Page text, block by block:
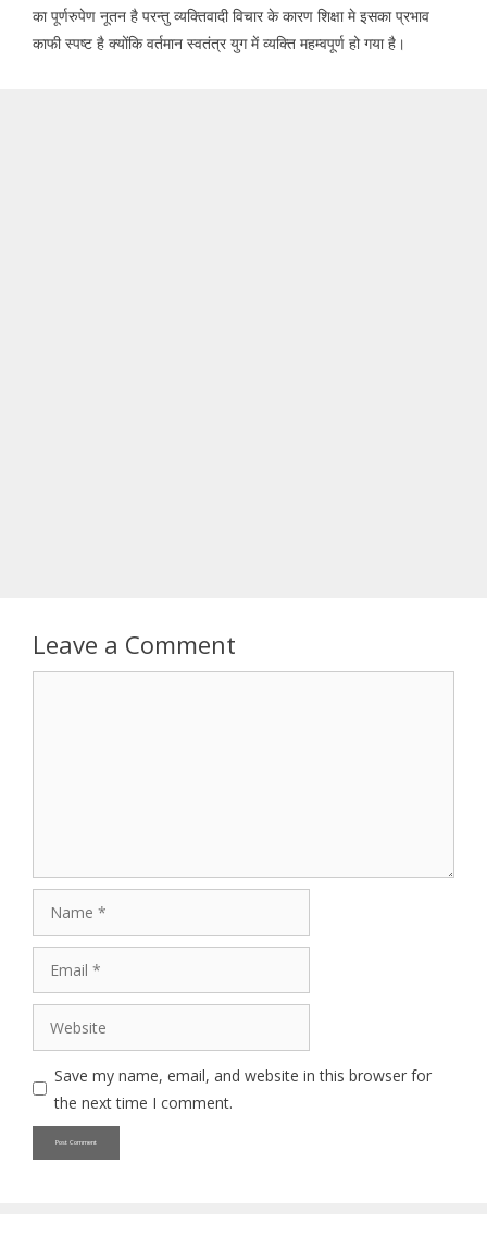
का पूर्णरुपेण नूतन है परन्तु व्यक्तिवादी विचार के कारण शिक्षा मे इसका प्रभाव
काफी स्पष्ट है क्योंकि वर्तमान स्वतंत्र युग में व्यक्ति महम्वपूर्ण हो गया है।
Leave a Comment
Save my name, email, and website in this browser for
the next time I comment.